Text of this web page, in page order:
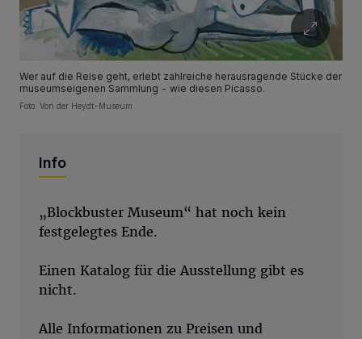
Wer auf die Reise geht, erlebt zahlreiche herausragende Stücke der
museumseigenen Sammlung - wie diesen Picasso.
Foto: Von der Heydt-Museum
Info
„Blockbuster Museum“ hat noch kein
festgelegtes Ende.
Einen Katalog für die Ausstellung gibt es
nicht.
Alle Informationen zu Preisen und